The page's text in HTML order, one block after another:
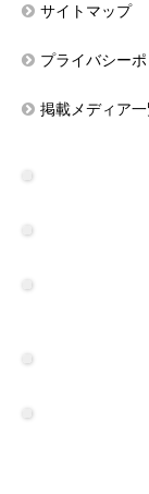
サイトマップ
プライバシー
掲載メディア